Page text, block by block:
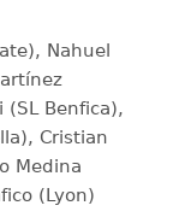
Nahuel
Benfica),
Cristian
Medina
(Lyon)